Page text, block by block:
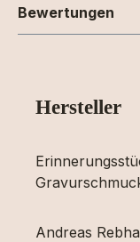
Bewertungen
Hersteller
Andreas